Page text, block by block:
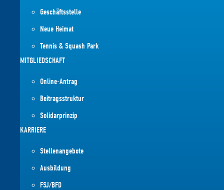
Geschäftsstelle
Neue Heimat
Tennis & Squash Park
MITGLIEDSCHAFT
Online-Antrag
Beitragsstruktur
Solidarprinzip
KARRIERE
Stellenangebote
Ausbildung
FSJ/BFD